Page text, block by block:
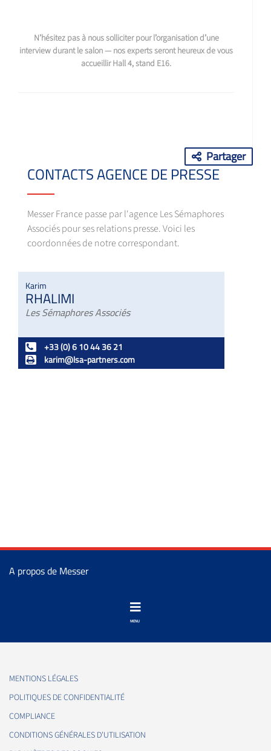
CONTACTS AGENCE DE PRESSE
Messer France passe par l'agence Les Sémaphores
Associés pour ses relations presse. Voici les
coordonnées de notre correspondant.
Karim
RHALIMI
Les Sémaphores Associés
+33 (0) 6 10 44 36 21
karim@lsa-partners.com
N’hésitez pas à nous solliciter pour l’organisation d’une
interview durant le salon — nos experts seront heureux de vous
accueillir Hall 4, stand E16.
Partager
A propos de Messer
MENTIONS LÉGALES
POLITIQUES DE CONFIDENTIALITÉ
COMPLIANCE
CONDITIONS GÉNÉRALES D'UTILISATION